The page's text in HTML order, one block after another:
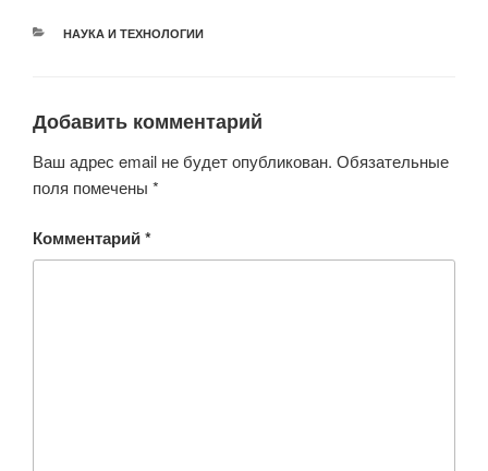
er e
o
k
s
p ss
ni
РУБРИКИ
НАУКА И ТЕХНОЛОГИИ
Добавить комментарий
Ваш адрес email не будет опубликован. Обязательные
поля помечены *
Комментарий*